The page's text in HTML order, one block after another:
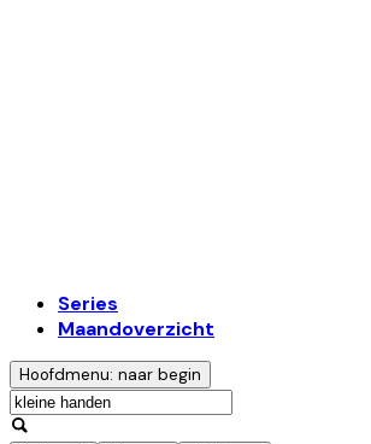
Series
Maandoverzicht
Hoofdmenu: naar begin